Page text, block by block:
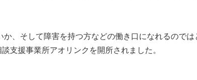
、そして障害を持つ方などの働き口になれるのでは
支援事業所アオリンクを開所されました。